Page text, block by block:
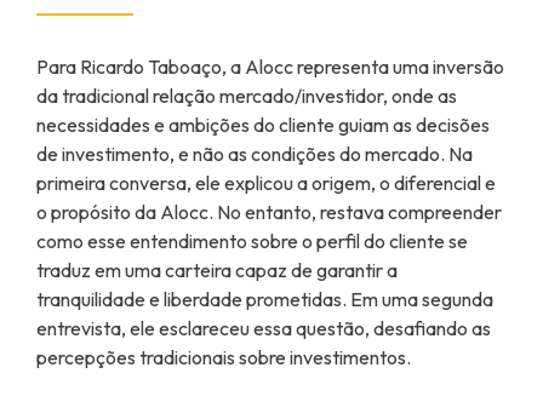
Para Ricardo Taboaço, a Alocc representa uma inversão
da tradicional relação mercado/investidor, onde as
necessidades e ambições do cliente guiam as decisões
de investimento, e não as condições do mercado. Na
primeira conversa, ele explicou a origem, o diferencial e
o propósito da Alocc. No entanto, restava compreender
como esse entendimento sobre o perfil do cliente se
traduz em uma carteira capaz de garantir a
tranquilidade e liberdade prometidas. Em uma segunda
entrevista, ele esclareceu essa questão, desafiando as
percepções tradicionais sobre investimentos.